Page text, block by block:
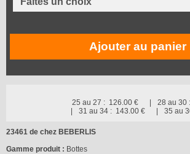
Ajouter au panier
25 au 27 : 126.00 € 28 au 30 :
31 au 34 : 143.00 € 35 au
23461 de chez BEBERLIS
Gamme produit : Bottes